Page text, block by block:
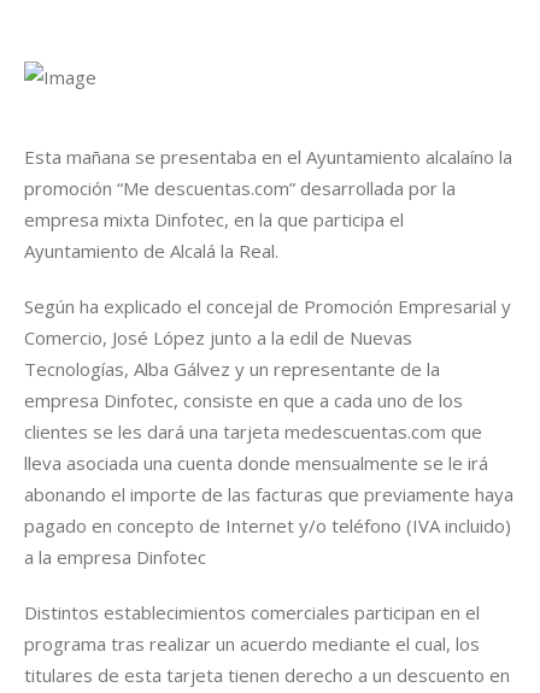
Esta mañana se presentaba en el Ayuntamiento alcalaíno la
promoción “Me descuentas.com” desarrollada por la
empresa mixta Dinfotec, en la que participa el
Ayuntamiento de Alcalá la Real.
Según ha explicado el concejal de Promoción Empresarial y
Comercio, José López junto a la edil de Nuevas
Tecnologías, Alba Gálvez y un representante de la
empresa Dinfotec, consiste en que a cada uno de los
clientes se les dará una tarjeta medescuentas.com que
lleva asociada una cuenta donde mensualmente se le irá
abonando el importe de las facturas que previamente haya
pagado en concepto de Internet y/o teléfono (IVA incluido)
a la empresa Dinfotec
Distintos establecimientos comerciales participan en el
programa tras realizar un acuerdo mediante el cual, los
titulares de esta tarjeta tienen derecho a un descuento en